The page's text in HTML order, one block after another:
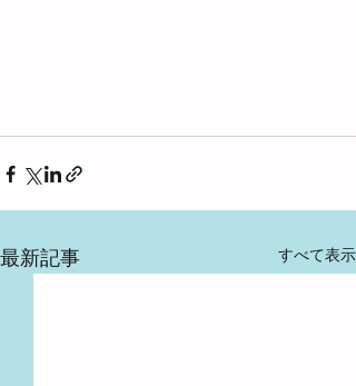
最新記事 すべて表示